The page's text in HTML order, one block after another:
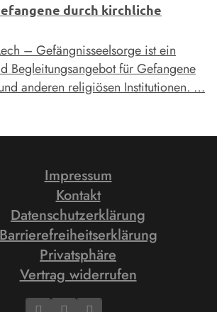
durch kirchliche
– Gefängnisseelsorge ist ein
Begleitungsangebot für Gefangene
anderen religiösen Institutionen. …
Impressum
Kontakt
Datenschutzerklärung
Privatsphäre
Vertrag widerrufen